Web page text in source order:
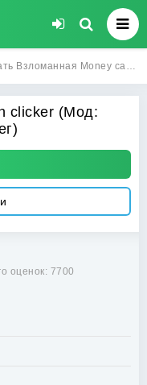
Money cash clicker на Андроид (Много денег)
clicker (Мод:
оценок: 7700